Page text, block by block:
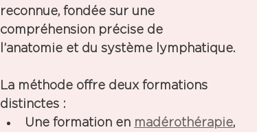
reconnue, fondée sur une
compréhension précise de
l’anatomie et du système lymphatique.
La méthode offre deux formations
distinctes :
Une formation en madérothérapie,